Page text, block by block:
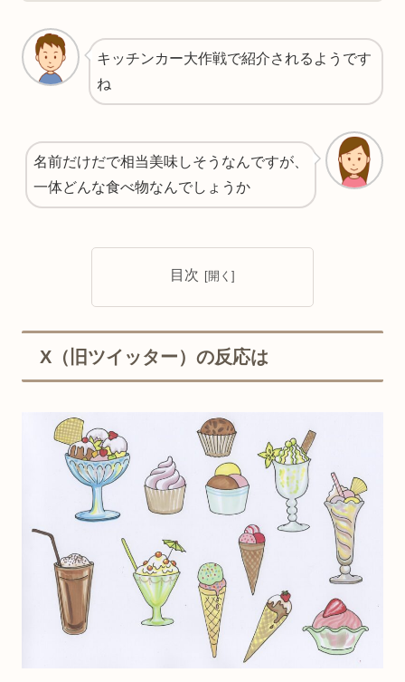
キッチンカー大作戦で紹介されるようです
ね
名前だけだで相当美味しそうなんですが、
一体どんな食べ物なんでしょうか
目次
X（旧ツイッター）の反応は